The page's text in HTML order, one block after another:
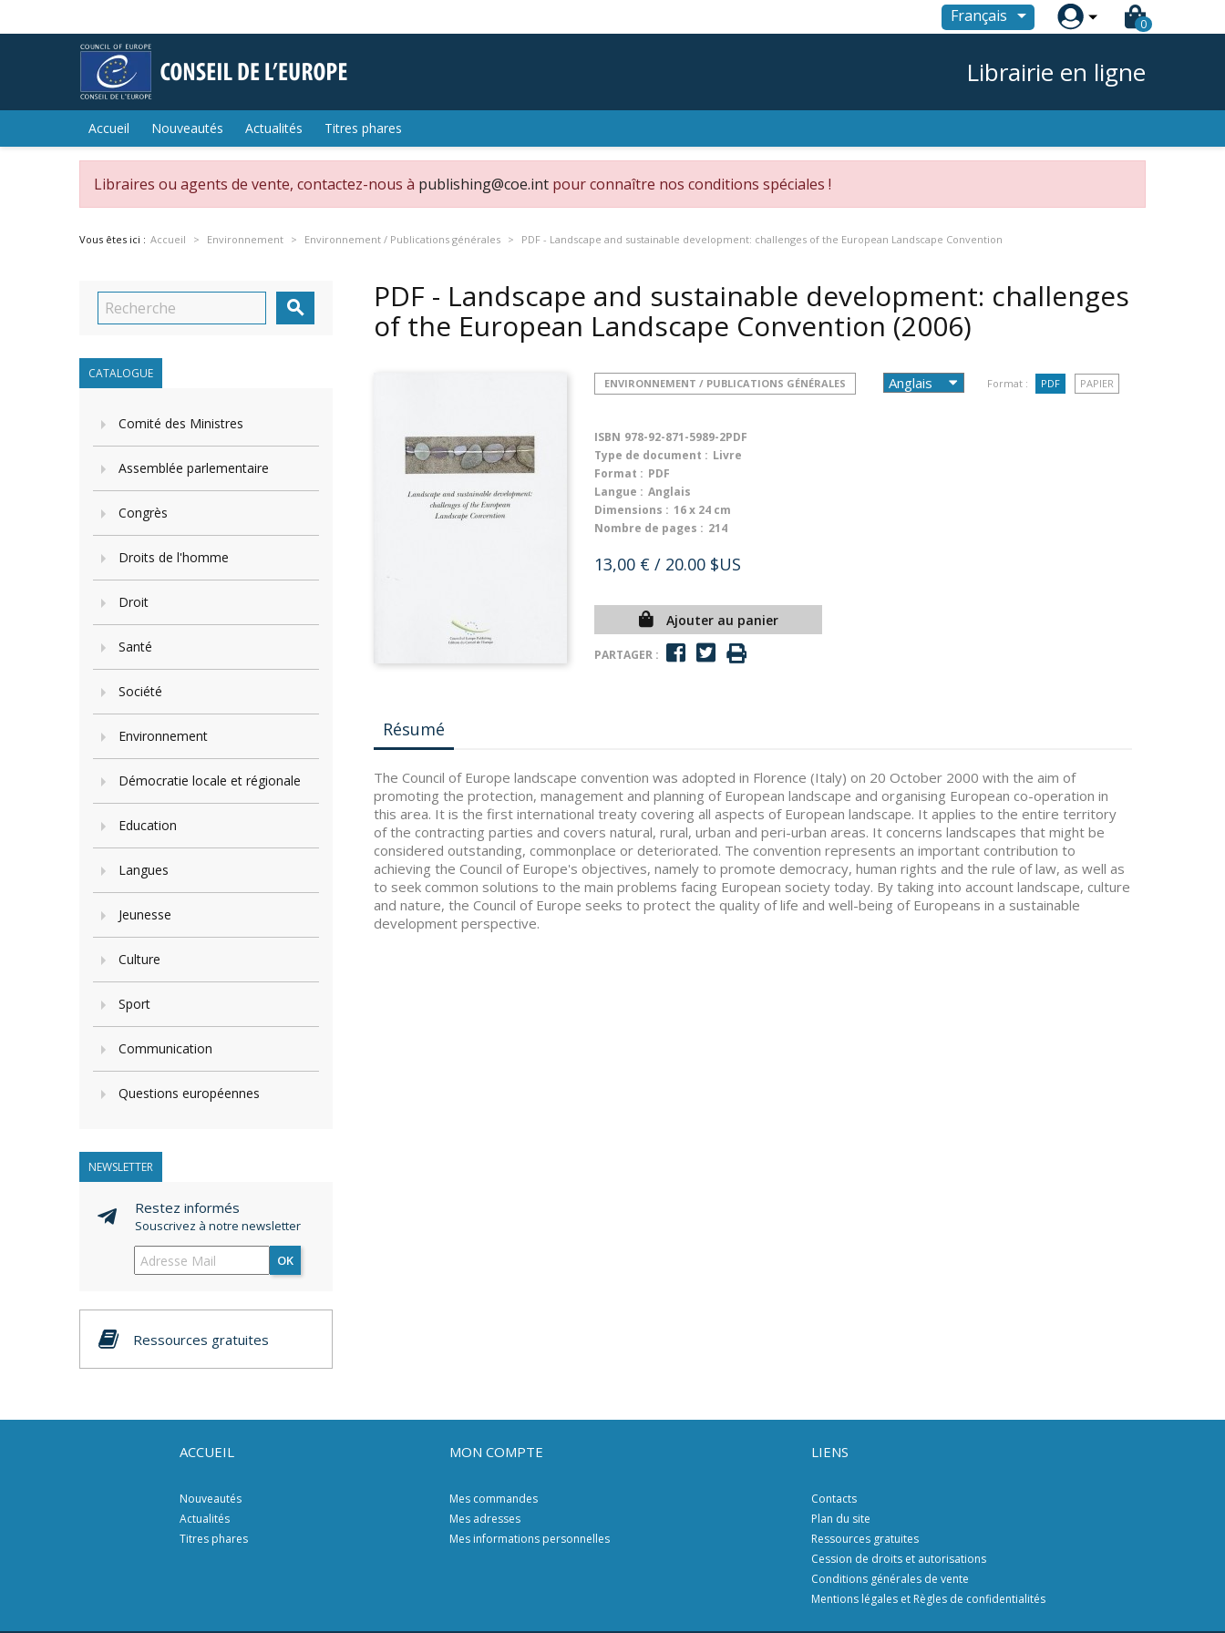
Français  0
Librairie en ligne
Accueil Nouveautés Actualités Titres phares
Libraires ou agents de vente, contactez-nous à publishing@coe.int pour connaître nos conditions spéciales !
Vous êtes ici : Accueil Environnement Environnement / Publications générales PDF - Landscape and sustainable development: challenges of the European Landscape Convention

CATALOGUE
Comité des Ministres
Assemblée parlementaire
Congrès
Droits de l'homme
Droit
Santé
Société
Environnement
Démocratie locale et régionale
Education
Langues
Jeunesse
Culture
Sport
Communication
Questions européennes
NEWSLETTER
Restez informés
Souscrivez à notre newsletter
OK
Ressources gratuites
PDF - Landscape and sustainable development: challenges
of the European Landscape Convention (2006)
ENVIRONNEMENT / PUBLICATIONS GÉNÉRALES Format : PDF PAPIER
ISBN 978-92-871-5989-2PDF
Type de document : Livre
Format : PDF
Langue : Anglais
Dimensions : 16 x 24 cm
Nombre de pages : 214
13,00 € / 20.00 $US
Ajouter au panier
PARTAGER :
Résumé
The Council of Europe landscape convention was adopted in Florence (Italy) on 20 October 2000 with the aim of
promoting the protection, management and planning of European landscape and organising European co-operation in
this area. It is the first international treaty covering all aspects of European landscape. It applies to the entire territory
of the contracting parties and covers natural, rural, urban and peri-urban areas. It concerns landscapes that might be
considered outstanding, commonplace or deteriorated. The convention represents an important contribution to
achieving the Council of Europe's objectives, namely to promote democracy, human rights and the rule of law, as well as
to seek common solutions to the main problems facing European society today. By taking into account landscape, culture
and nature, the Council of Europe seeks to protect the quality of life and well-being of Europeans in a sustainable
development perspective.
ACCUEIL
Nouveautés
Actualités
Titres phares
MON COMPTE
Mes commandes
Mes adresses
Mes informations personnelles
LIENS
Contacts
Plan du site
Ressources gratuites
Cession de droits et autorisations
Conditions générales de vente
Mentions légales et Règles de confidentialités